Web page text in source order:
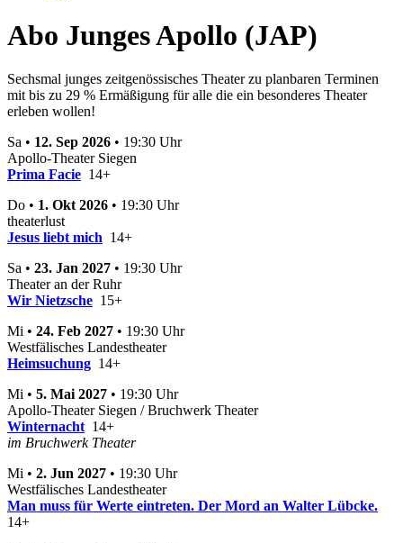
Abo Junges Apollo (JAP)
Sechsmal junges zeitgenössisches Theater zu planbaren Terminen
mit bis zu 29 % Ermäßigung für alle die ein besonderes Theater
erleben wollen!
Sa • 12. Sep 2026 • 19:30 Uhr
Apollo-Theater Siegen
Prima Facie 14+
Do • 1. Okt 2026 • 19:30 Uhr
theaterlust
Jesus liebt mich 14+
Sa • 23. Jan 2027 • 19:30 Uhr
Theater an der Ruhr
Wir Nietzsche 15+
Mi • 24. Feb 2027 • 19:30 Uhr
Westfälisches Landestheater
Heimsuchung 14+
Mi • 5. Mai 2027 • 19:30 Uhr
Apollo-Theater Siegen / Bruchwerk Theater
Winternacht 14+
im Bruchwerk Theater
Mi • 2. Jun 2027 • 19:30 Uhr
Westfälisches Landestheater
Man muss für Werte eintreten. Der Mord an Walter Lübcke.
14+